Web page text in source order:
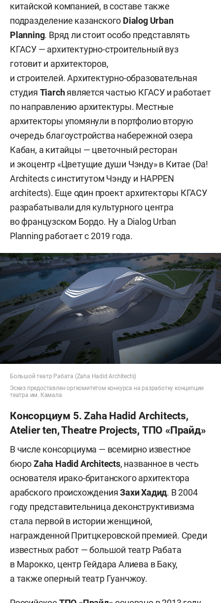
китайской компанией, в составе также
подразделение казанского Dialog Urban
Planning. Вряд ли стоит особо представлять
КГАСУ — архитектурно-строительный вуз
готовит и архитекторов,
и строителей. Архитектурно-образовательная
студия Tiarchявляется частью КГАСУ и работает
по направлению архитектуры. Местные
архитекторы упомянули в портфолио вторую
очередь благоустройства набережной озера
Кабан, а китайцы — цветочный ресторан
и экоцентр «Цветущие души Чэнду» в Китае (Da!
Architects с институтом Чэнду и HAPPEN
architects). Еще один проект архитекторы КГАСУ
разрабатывали для культурного центра
во французском Бордо. Ну а Dialog Urban
Planning работает с 2019 года.
Большой театр Рабата (Zaha Hadid Architects)
Эскиз предоставлен оргкомитетом конкурса на разработку концепции
театра им. Камала
Консорциум 5. Zaha Hadid Architects,
Atelier ten, Theatre Projects, ТПО «Прайд»
В числе консорциума — всемирно известное
бюроZaha Hadid Architects, названное в честь
основателя ирако-британского архитектора
арабского происхожденияЗахи Хадид. В 2004
году представительница деконструктивизма
стала первой в истории женщиной,
награжденной Притцкеровской премией. Среди
известных работ — большой театр Рабата
в Марокко, центр Гейдара Алиева в Баку,
а также оперный театр Гуанчжоу.